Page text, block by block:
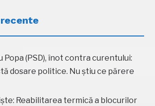
Popa (PSD), înot contra curentului:
dosare politice. Nu știu ce părere
Reabilitarea termică a blocurilor